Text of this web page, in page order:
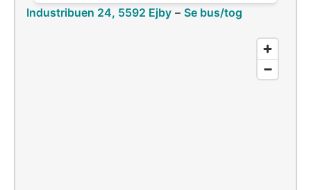
Industribuen 24, 5592 Ejby – Se bus/tog